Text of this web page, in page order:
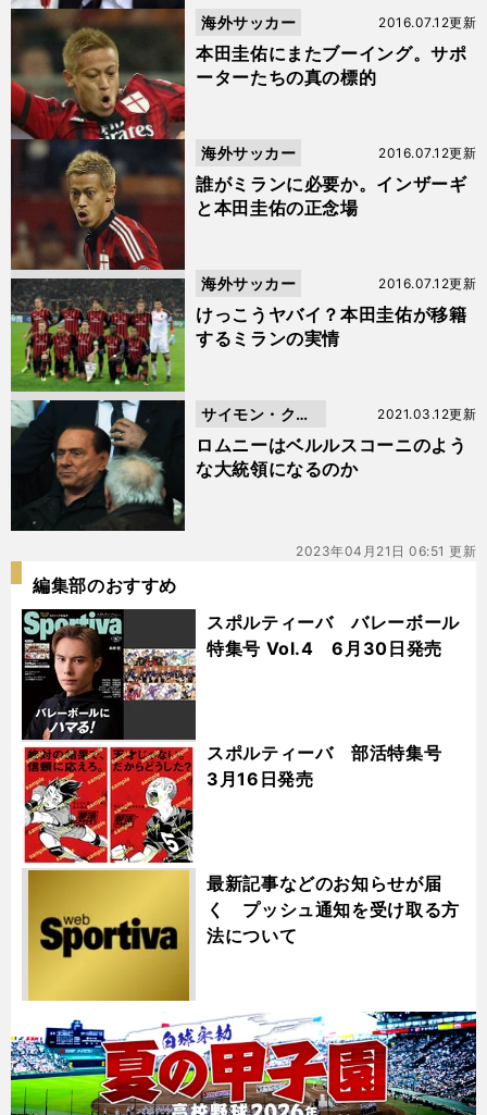
本田圭佑にまたブーイング。サポ
ーターたちの真の標的
2016.07.12更新
海外サッカー
誰がミランに必要か。インザーギ
と本田圭佑の正念場
2016.07.12更新
海外サッカー
けっこうヤバイ？本田圭佑が移籍
するミランの実情
2016.07.12更新
海外サッカー
ロムニーはベルルスコーニのよう
な大統領になるのか
2021.03.12更新
サイモン・クー
パー
2023年04月21日 06:51 更新
編集部のおすすめ
スポルティーバ バレーボール
特集号 Vol.4 6月30日発売
スポルティーバ 部活特集号
3月16日発売
最新記事などのお知らせが届
く プッシュ通知を受け取る方
法について